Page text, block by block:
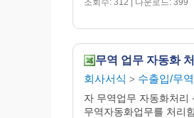
무역 업무 자동화
회사서식 > 수출입/무역
자 무역업무 자동화처리
무역자동화업무를 처리